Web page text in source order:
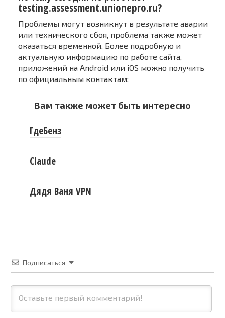
testing.assessment.unionepro.ru?
Проблемы могут возникнут в результате аварии
или технического сбоя, проблема также может
оказаться временной. Более подробную и
актуальную информацию по работе сайта,
приложений на Android или iOS можно получить
по официальным контактам:
Вам также может быть интересно
ГдеБенз
Claude
Дядя Ваня VPN
Подписаться